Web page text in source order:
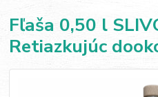
Fľaša 0,50 l
Retiazkujúc